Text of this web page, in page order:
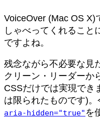
VoiceOver (Mac OS X)
しゃべってくれること
ですよね。
残念ながら不必要な見
クリーン・リーダーか
CSSだけでは実現でき
は限られたものです)
aria-hidden="true" を